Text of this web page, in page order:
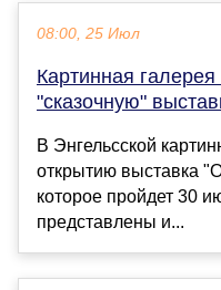
08:00, 25 Июл
Картинная
"сказочную"
В Энгельсской
открытию выставка
которое пройдет 30
представлены и...